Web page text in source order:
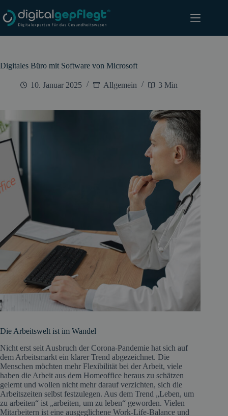
Inhalt
springen
Digitales Büro mit Software von Microsoft
10. Januar 2025 Allgemein 3 Min
Die Arbeitswelt ist im Wandel
Nicht erst seit Ausbruch der Corona-Pandemie hat sich auf
dem Arbeitsmarkt ein klarer Trend abgezeichnet. Die
Menschen möchten mehr Flexibilität bei der Arbeit, viele
haben die Arbeit aus dem Homeoffice heraus zu schätzen
gelernt und wollen nicht mehr darauf verzichten, sich die
Arbeitszeiten selbst festzulegen. Aus dem Trend „Leben, um
zu arbeiten“ ist „arbeiten, um zu leben“ geworden. Vielen
Mitarbeitern ist eine ausgeglichene Work-Life-Balance und